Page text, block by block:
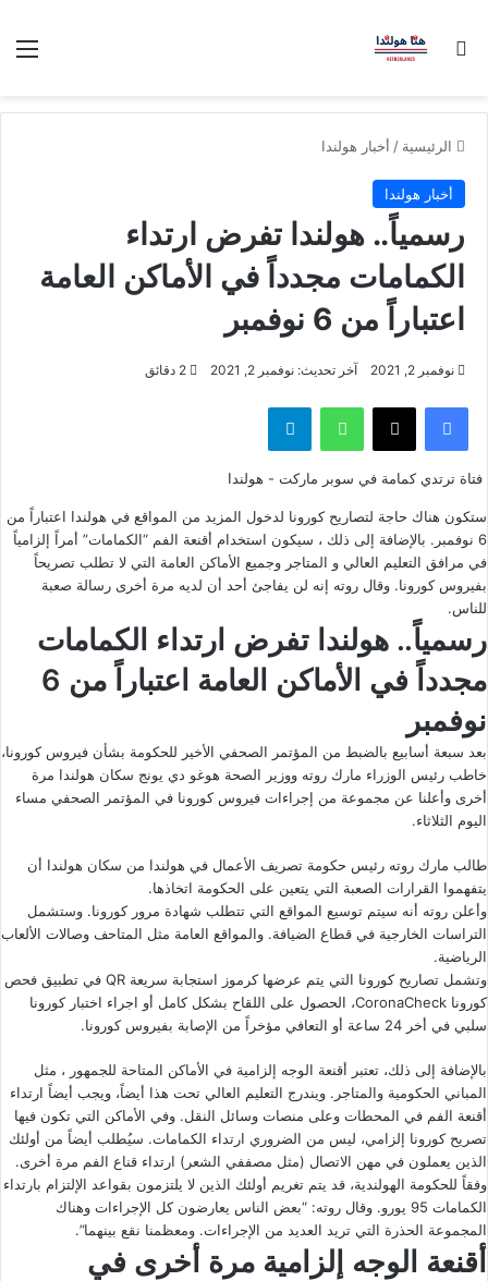
بحث عن
الرئيسية / أخبار هولندا
أخبار هولندا
رسمياً.. هولندا تفرض ارتداء
الكمامات مجدداً في الأماكن العامة
اعتباراً من 6 نوفمبر
نوفمبر 2, 2021 آخر تحديث: نوفمبر 2, 2021
فيسبوك ‫X واتساب تيلقرام
فتاة ترتدي كمامة في سوبر ماركت - هولندا
ستكون هناك حاجة لتصاريح كورونا لدخول المزيد من المواقع في هولندا اعتباراً من
6 نوفمبر. بالإضافة إلى ذلك ، سيكون استخدام أقنعة الفم “الكمامات” أمراً إلزامياً
في مرافق التعليم العالي و المتاجر وجميع الأماكن العامة التي لا تطلب تصريحاً
بفيروس كورونا. وقال روته إنه لن يفاجئ أحد أن لديه مرة أخرى رسالة صعبة
للناس.
رسمياً.. هولندا تفرض ارتداء الكمامات
مجدداً في الأماكن العامة اعتباراً من 6
نوفمبر
بعد سبعة أسابيع بالضبط من المؤتمر الصحفي الأخير للحكومة بشأن فيروس كورونا،
خاطب رئيس الوزراء مارك روته ووزير الصحة هوغو دي يونج سكان هولندا مرة
أخرى وأعلنا عن مجموعة من إجراءات فيروس كورونا في المؤتمر الصحفي مساء
اليوم الثلاثاء.
طالب مارك روته رئيس حكومة تصريف الأعمال في هولندا من سكان هولندا أن
يتفهموا القرارات الصعبة التي يتعين على الحكومة اتخاذها.
وأعلن روته أنه سيتم توسيع المواقع التي تتطلب شهادة مرور كورونا. وستشمل
التراسات الخارجية في قطاع الضيافة. والمواقع العامة مثل المتاحف وصالات الألعاب
الرياضية.
وتشمل تصاريح كورونا التي يتم عرضها كرموز استجابة سريعة QR في تطبيق فحص
كورونا CoronaCheck، الحصول على اللقاح بشكل كامل أو اجراء اختبار كورونا
سلبي في أخر 24 ساعة أو التعافي مؤخراً من الإصابة بفيروس كورونا.
بالإضافة إلى ذلك، تعتبر أقنعة الوجه إلزامية في الأماكن المتاحة للجمهور ، مثل
المباني الحكومية والمتاجر. ويندرج التعليم العالي تحت هذا أيضاً، ويجب أيضاً ارتداء
أقنعة الفم في المحطات وعلى منصات وسائل النقل. وفي الأماكن التي تكون فيها
تصريح كورونا إلزامي، ليس من الضروري ارتداء الكمامات. سيُطلب أيضاً من أولئك
الذين يعملون في مهن الاتصال (مثل مصففي الشعر) ارتداء قناع الفم مرة أخرى.
وفقاً للحكومة الهولندية، قد يتم تغريم أولئك الذين لا يلتزمون بقواعد الإلتزام بارتداء
الكمامات 95 يورو. وقال روته: “بعض الناس يعارضون كل الإجراءات وهناك
المجموعة الحذرة التي تريد العديد من الإجراءات. ومعظمنا نقع بينهما”.
أقنعة الوجه إلزامية مرة أخرى في